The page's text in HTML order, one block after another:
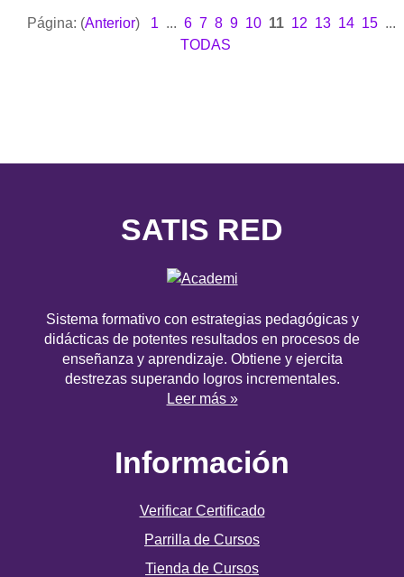
Página: (Anterior) 1 ... 6 7 8 9 10 11 12 13 14 15 ...
TODAS
SATIS RED
Sistema formativo con estrategias pedagógicas y
didácticas de potentes resultados en procesos de
enseñanza y aprendizaje. Obtiene y ejercita
destrezas superando logros incrementales.
Leer más »
Información
Verificar Certificado
Parrilla de Cursos
Tienda de Cursos